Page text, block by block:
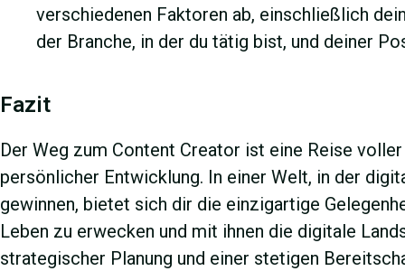
verschiedenen Faktoren ab, einschließlich
der Branche, in der du tätig bist, und deiner
Fazit
Der Weg zum Content Creator ist eine Reise
persönlicher Entwicklung. In einer Welt, in der
gewinnen, bietet sich dir die einzigartige
Leben zu erwecken und mit ihnen die digitale
strategischer Planung und einer stetigen